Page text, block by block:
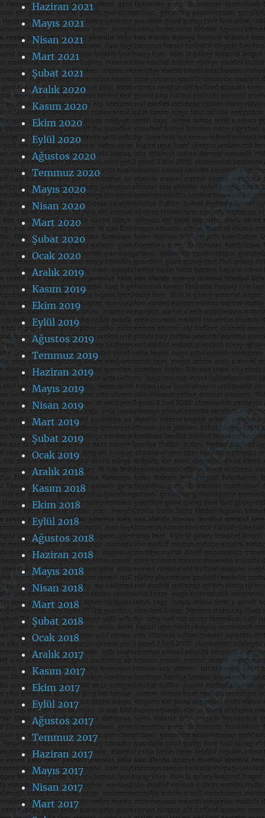
Haziran 2021
Mayıs 2021
Nisan 2021
Mart 2021
Şubat 2021
Aralık 2020
Kasım 2020
Ekim 2020
Eylül 2020
Ağustos 2020
Temmuz 2020
Mayıs 2020
Nisan 2020
Mart 2020
Şubat 2020
Ocak 2020
Aralık 2019
Kasım 2019
Ekim 2019
Eylül 2019
Ağustos 2019
Temmuz 2019
Haziran 2019
Mayıs 2019
Nisan 2019
Mart 2019
Şubat 2019
Ocak 2019
Aralık 2018
Kasım 2018
Ekim 2018
Eylül 2018
Ağustos 2018
Haziran 2018
Mayıs 2018
Nisan 2018
Mart 2018
Şubat 2018
Ocak 2018
Aralık 2017
Kasım 2017
Ekim 2017
Eylül 2017
Ağustos 2017
Temmuz 2017
Haziran 2017
Mayıs 2017
Nisan 2017
Mart 2017